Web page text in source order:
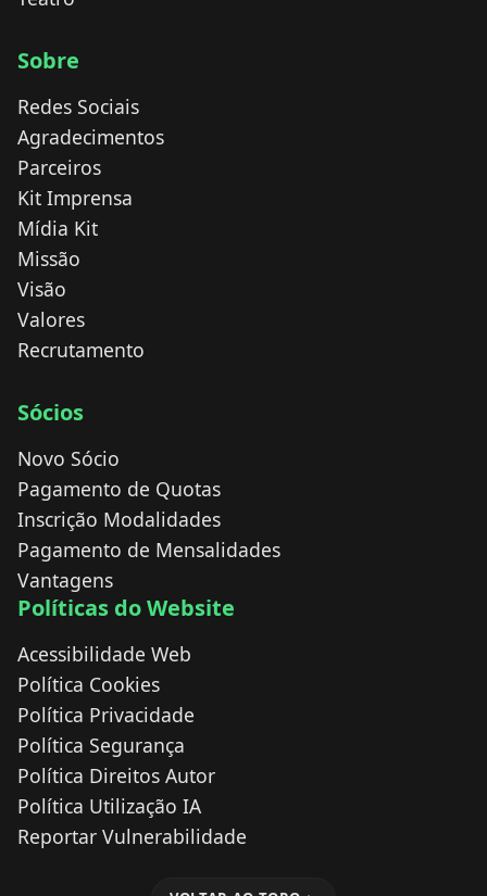
Sobre
Redes Sociais
Agradecimentos
Parceiros
Kit Imprensa
Mídia Kit
Missão
Visão
Valores
Recrutamento
Sócios
Novo Sócio
Pagamento de Quotas
Inscrição Modalidades
Pagamento de Mensalidades
Vantagens
Políticas do Website
Acessibilidade Web
Política Cookies
Política Privacidade
Política Segurança
Política Direitos Autor
Política Utilização IA
Reportar Vulnerabilidade